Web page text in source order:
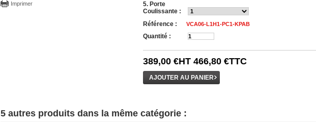
Imprimer
5. Porte
Coulissante :
Référence :
VCA06-L1H1-PC1-KPAB
Quantité :
389,00 €HT 466,80 €TTC
5 autres produits dans la même catégorie :